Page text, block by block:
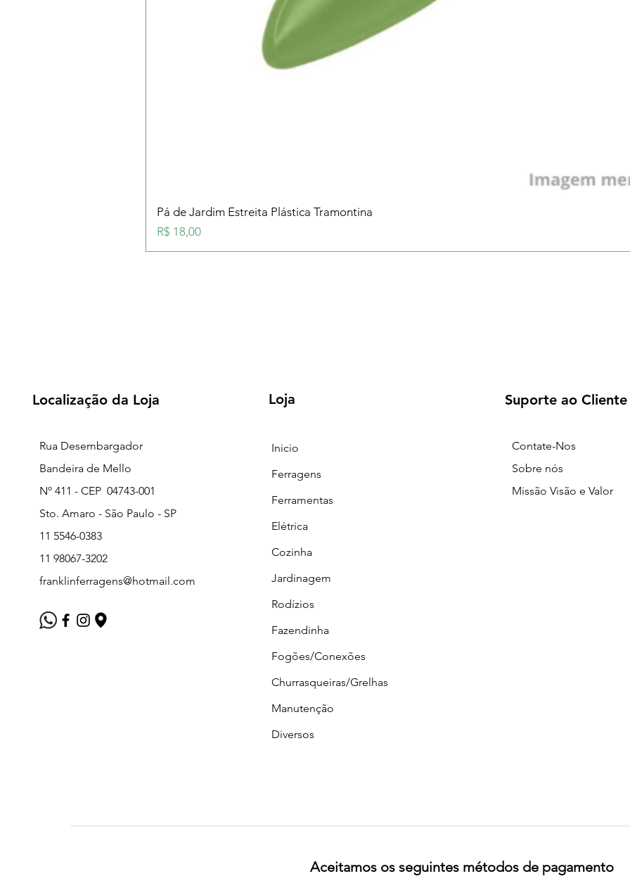
Pá de Jardim Estreita Plástica Tramontina
Preço
R$ 18,00
Localização da Loja
Rua Desembargador
Bandeira de Mello
Nº 411 - CEP 04743-001
Sto. Amaro - São Paulo - SP
11 5546-0383
11 98067-3202
franklinferragens@hotmail.com
Loja
Inicio
Ferragens
Ferramentas
Elétrica
Cozinha
Jardinagem
Rodízios
Fazendinha
Fogões/Conexões
Churrasqueiras/Grelhas
Manutenção
Diversos
Suporte ao Cliente
Contate-Nos
Sobre nós
Missão Visão e Valor
Aceitamos os seguintes métodos de pagamento